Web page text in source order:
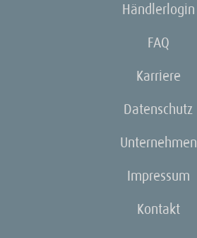
Händlerlogin
FAQ
Karriere
Datenschutz
Unternehmen
Impressum
Kontakt